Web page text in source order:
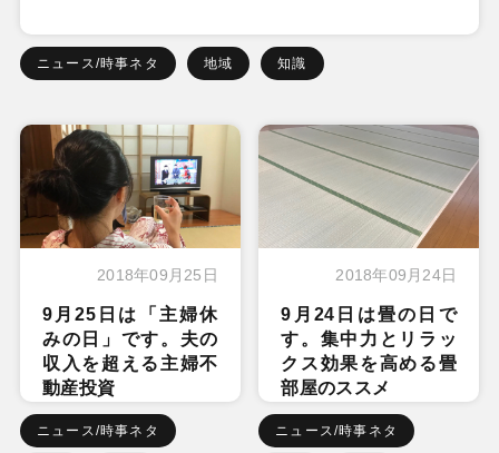
ニュース/時事ネタ 地域 知識
2018年09月25日
9月25日は「主婦休
みの日」です。夫の
収入を超える主婦不
動産投資
ニュース/時事ネタ
2018年09月24日
9月24日は畳の日で
す。集中力とリラッ
クス効果を高める畳
部屋のススメ
ニュース/時事ネタ